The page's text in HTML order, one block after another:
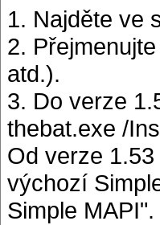
1. Najděte ve
2.
atd.).
3. Do verze
thebat.exe /
Od verze
výchozí
Simple MAPI".